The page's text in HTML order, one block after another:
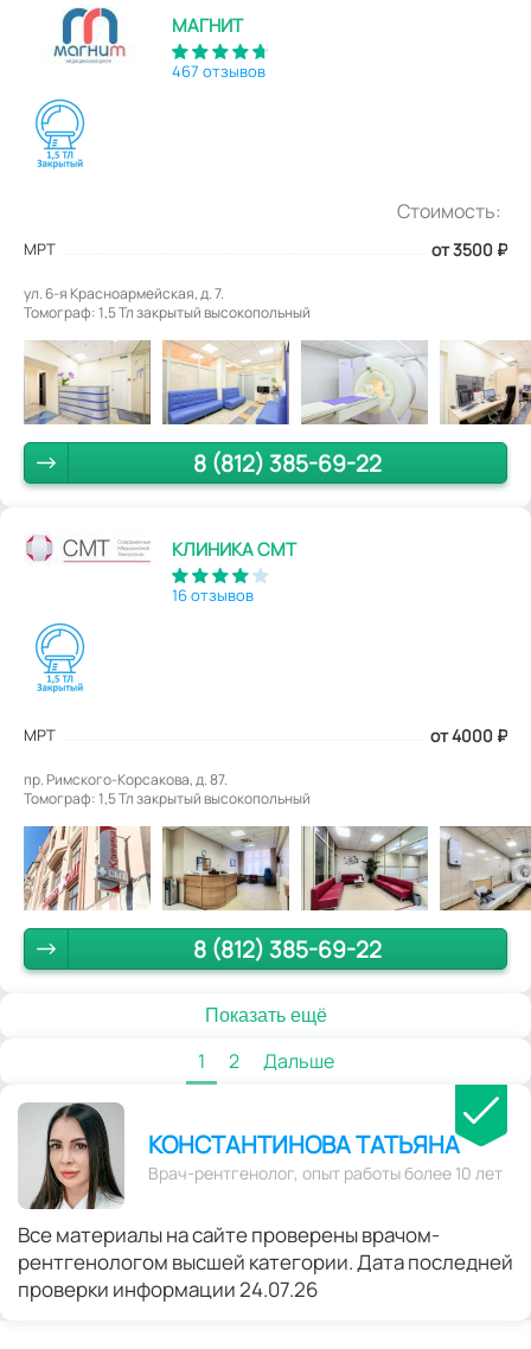
МАГНИТ
467 отзывов
Стоимость:
МРТ от 3500 ₽
ул. 6-я Красноармейская, д. 7.
Томограф: 1,5 Тл закрытый высокопольный
8 (812) 385-69-22
КЛИНИКА СМТ
16 отзывов
МРТ от 4000 ₽
пр. Римского-Корсакова, д. 87.
Томограф: 1,5 Тл закрытый высокопольный
8 (812) 385-69-22
Показать ещё
1 2 Дальше
КОНСТАНТИНОВА ТАТЬЯНА
Врач-рентгенолог, опыт работы более 10 лет
Все материалы на сайте проверены врачом-
рентгенологом высшей категории. Дата последней
проверки информации 24.07.26